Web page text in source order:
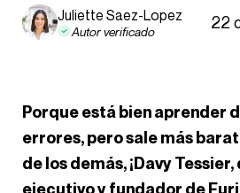
Juliette Saez-Lopez
Autor verificado 22
Porque está bien aprender de tus propios
errores, pero sale más
de los demás, ¡Davy
ejecutivo y fundador de